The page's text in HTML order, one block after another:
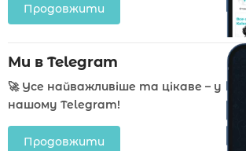
Продовжити
Ми в Telegram
🚀 Усе найважливіше та цікаве – у
нашому Telegram!
Продовжити